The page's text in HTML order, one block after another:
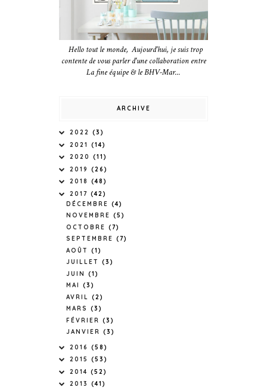
Hello tout le monde, Aujourd'hui, je suis trop
contente de vous parler d'une collaboration entre
La fine équipe & le BHV-Mar...
ARCHIVE
2022 (3)
2021 (14)
2020 (11)
2019 (26)
2018 (48)
2017 (42)
DÉCEMBRE (4)
NOVEMBRE (5)
OCTOBRE (7)
SEPTEMBRE (7)
AOÛT (1)
JUILLET (3)
JUIN (1)
MAI (3)
AVRIL (2)
MARS (3)
FÉVRIER (3)
JANVIER (3)
2016 (58)
2015 (53)
2014 (52)
2013 (41)